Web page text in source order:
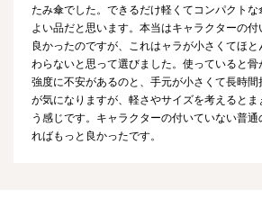
たみ傘でした。できるだけ軽くてコンパクト
よい品だと思います。本当はキャラクターの
良かったのですが、これはャラが小さくてほ
わらないと思って選びました。使っていると
強度に不安があるのと、手元が小さくて長時
が気になりますが、軽さやサイズを考えると
う感じです。キャラクターの付いていない普
ればもっと良かったです。